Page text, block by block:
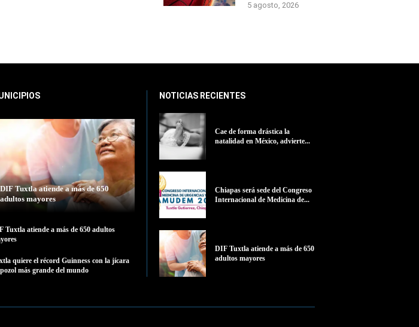
5 agosto, 2026
DIF Tuxtla atiende a más de 650
adultos mayores
Tuxtla atiende a más de 650 adultos
quiere el récord Guinness con la jícara
más grande del mundo
NOTICIAS RECIENTES
Cae de forma drástica la
natalidad en México, advierte...
Chiapas será sede del Congreso
Internacional de Medicina de...
DIF Tuxtla atiende a más de 650
adultos mayores